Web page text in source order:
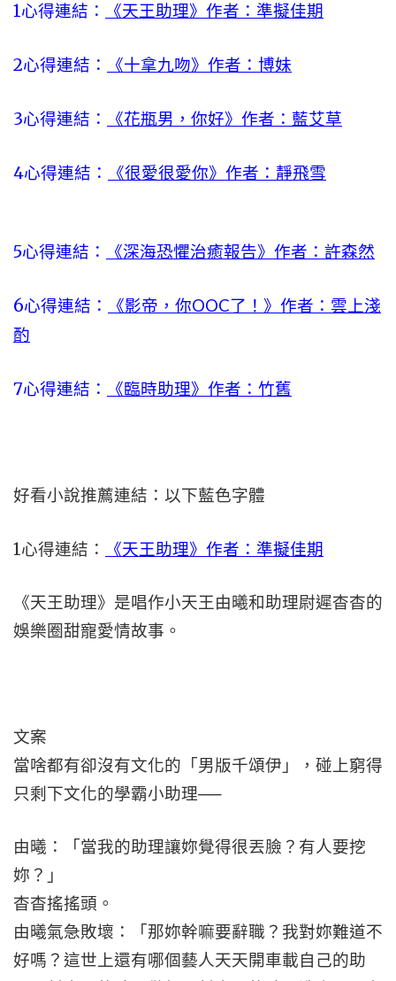
1心得連結： 《天王助理》作者：準擬佳期
2心得連結： 《十拿九吻》作者：博妹
3心得連結： 《花瓶男，你好》作者：藍艾草
4心得連結： 《很愛很愛你》作者：靜飛雪
5心得連結： 《深海恐懼治癒報告》作者：許森然
6心得連結：
《影帝，你OOC了！》作者：雲上淺
酌
7心得連結： 《臨時助理》作者：竹舊
好看小說推薦連結：以下藍色字體
1心得連結： 《天王助理》作者：準擬佳期
《天王助理》是唱作小天王由曦和助理尉遲杳杳的
娛樂圈甜寵愛情故事。
文案
當啥都有卻沒有文化的「男版千頌伊」，碰上窮得
只剩下文化的學霸小助理──
由曦：「當我的助理讓妳覺得很丟臉？有人要挖
妳？」
杳杳搖搖頭。
由曦氣急敗壞：「那妳幹嘛要辭職？我對妳難道不
好嗎？這世上還有哪個藝人天天開車載自己的助